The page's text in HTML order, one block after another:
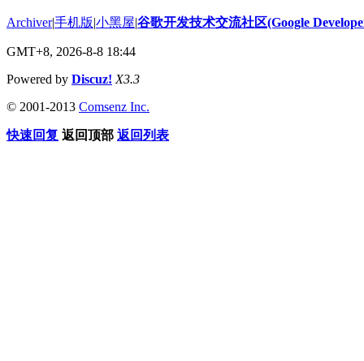
Archiver|手机版|小黑屋|谷歌开发技术交流社区(Google
GMT+8, 2026-8-8 18:44
Powered by Discuz! X3.3
© 2001-2013 Comsenz Inc.
快速回复 返回顶部 返回列表